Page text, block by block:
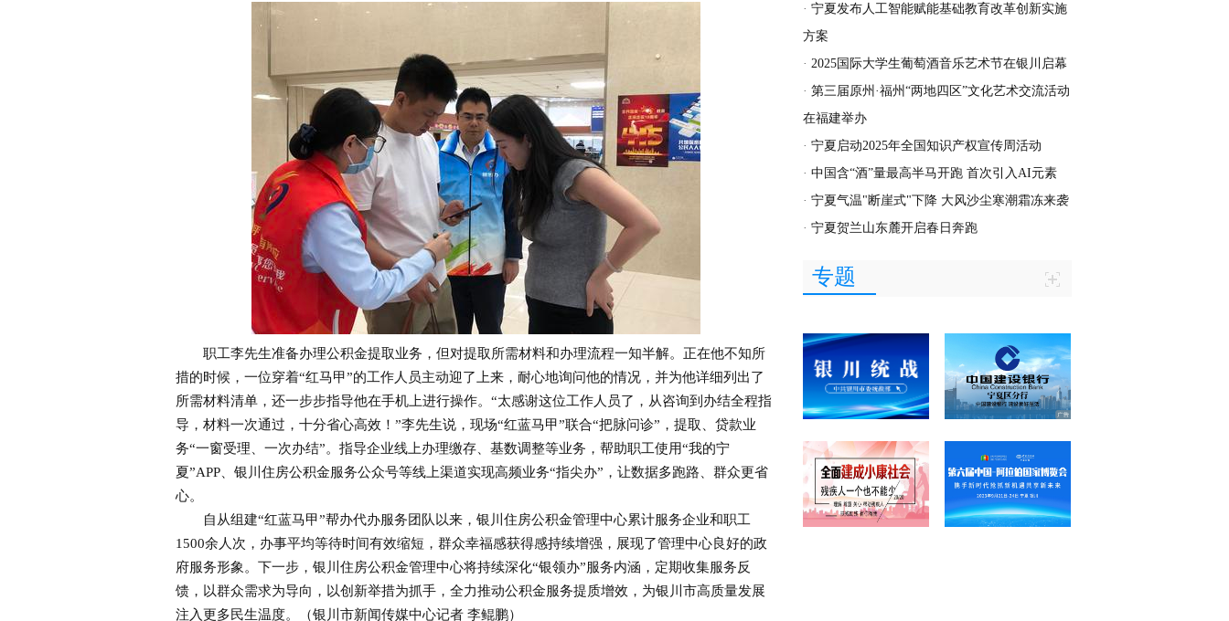
职工李先生准备办理公积金提取业务，但对提取所需材料和办理流程一知半解。正在他不知所
措的时候，一位穿着“红马甲”的工作人员主动迎了上来，耐心地询问他的情况，并为他详细列出了
所需材料清单，还一步步指导他在手机上进行操作。“太感谢这位工作人员了，从咨询到办结全程指
导，材料一次通过，十分省心高效！”李先生说，现场“红蓝马甲”联合“把脉问诊”，提取、贷款业
务“一窗受理、一次办结”。指导企业线上办理缴存、基数调整等业务，帮助职工使用“我的宁
夏”APP、银川住房公积金服务公众号等线上渠道实现高频业务“指尖办”，让数据多跑路、群众更省
心。
自从组建“红蓝马甲”帮办代办服务团队以来，银川住房公积金管理中心累计服务企业和职工
1500余人次，办事平均等待时间有效缩短，群众幸福感获得感持续增强，展现了管理中心良好的政
府服务形象。下一步，银川住房公积金管理中心将持续深化“银领办”服务内涵，定期收集服务反
馈，以群众需求为导向，以创新举措为抓手，全力推动公积金服务提质增效，为银川市高质量发展
注入更多民生温度。（银川市新闻传媒中心记者 李鲲鹏）
· 宁夏发布人工智能赋能基础教育改革创新实施
方案
· 2025国际大学生葡萄酒音乐艺术节在银川启幕
· 第三届原州·福州“两地四区”文化艺术交流活动
在福建举办
· 宁夏启动2025年全国知识产权宣传周活动
· 中国含“酒”量最高半马开跑 首次引入AI元素
· 宁夏气温"断崖式"下降 大风沙尘寒潮霜冻来袭
· 宁夏贺兰山东麓开启春日奔跑
专题